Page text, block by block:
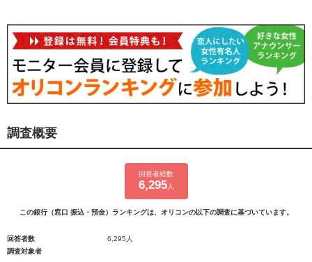
調査概要
回答者総数
6,295人
この銀行（窓口 振込・預金）ランキングは、オリコンの以下の調査に基づいています。
回答者数
6,295人
調査対象者